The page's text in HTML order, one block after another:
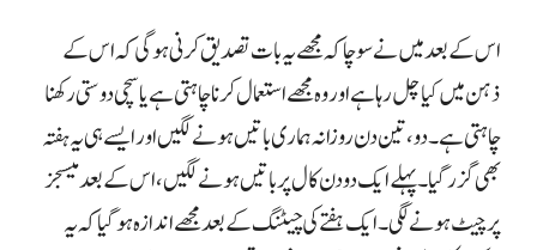
اس کے بعد میں نے سوچا کہ مجھے یہ بات تصدیق کرنی ہوگی کہ اس کے
ذہن میں کیا چل رہا ہے اور وہ مجھے استعمال کرنا چاہتی ہے یا سچی دوستی رکھنا
چاہتی ہے۔ دو، تین دن روزانہ ہماری باتیں ہونے لگیں اور ایسے ہی یہ ہفتہ
بھی گزر گیا۔ پہلے ایک دو دن کال پر باتیں ہونے لگیں، اس کے بعد میسجز
پر چیٹ ہونے لگی۔ ایک ہفتے کی چیٹنگ کے بعد مجھے اندازہ ہو گیا کہ یہ